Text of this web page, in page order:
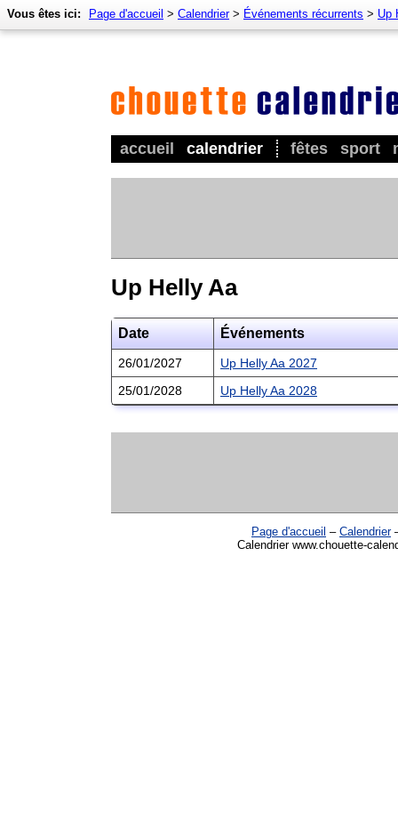
accueil calendrier fêtes sport
Vous êtes ici: Page d'accueil > Calendrier> Événements récurrents > Up
Up Helly Aa
Date Événements
26/01/2027
Up Helly Aa 2027
25/01/2028
Up Helly Aa 2028
Page d'accueil – Calendrier
Calendrier www.chouette-